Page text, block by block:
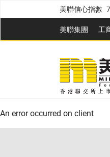
美聯信心指數
全港樓價指數
港島樓價指數
九龍樓價指數
新界樓價指數
美聯信心指數
美聯集團 工
全港樓價指數
An error occurred on client